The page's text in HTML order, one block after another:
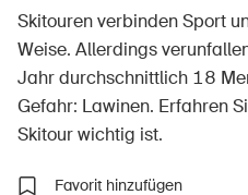
Im Alter
In der Schule
Im Unternehmen
Über die BFU
Skitouren verbinden Sport
Weise. Allerdings
Jahr durchschnittlich 18
Gefahr: Lawinen. Erfahren
Skitour wichtig ist.
Favorit hinzufügen